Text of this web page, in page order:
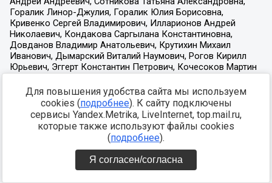
Для повышения удобства сайта мы используем
cookies (подробнее). К сайту подключены
сервисы Yandex.Metrika, LiveInternet, top.mail.ru,
которые также используют файлы cookies
(подробнее).
Я согласен/согласна